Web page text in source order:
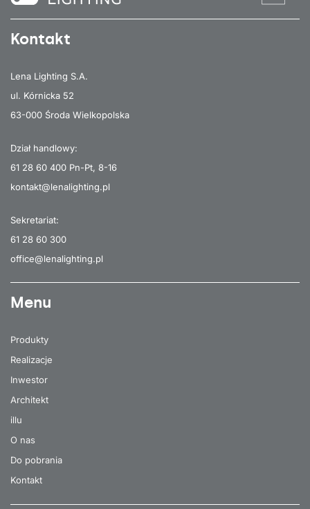
Kontakt
Lena Lighting S.A.
ul. Kórnicka 52
63-000 Środa Wielkopolska
Dział handlowy:
61 28 60 400 Pn-Pt, 8-16
kontakt@lenalighting.pl
Sekretariat:
61 28 60 300
office@lenalighting.pl
Menu
Produkty
Realizacje
Inwestor
Architekt
illu
O nas
Do pobrania
Kontakt